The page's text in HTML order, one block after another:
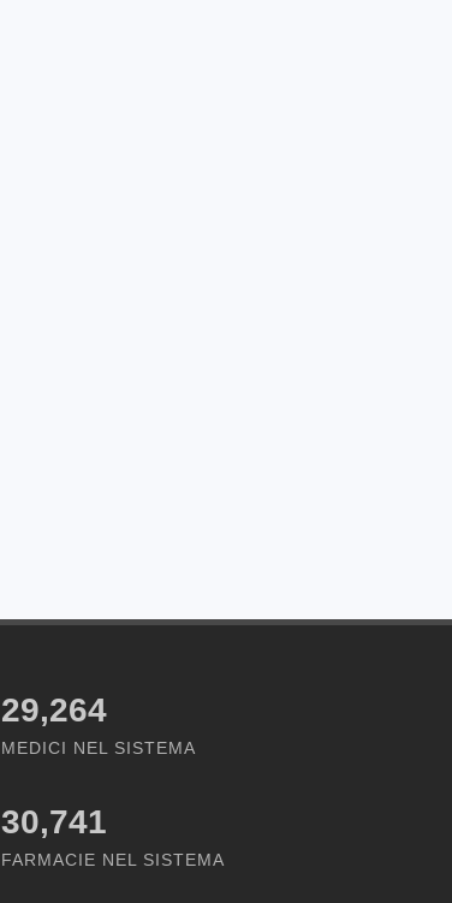
29,264
MEDICI NEL SISTEMA
30,741
FARMACIE NEL SISTEMA